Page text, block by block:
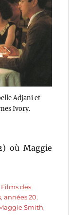
Adjani et
Ivory.
où Maggie
Films des
,années 20,
Smith,